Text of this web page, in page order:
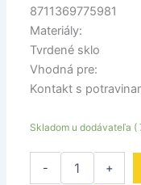
8711369775981
Materiály:
Tvrdené sklo
Vhodná pre:
Kontakt s
Skladom u dodávateľa (
- +